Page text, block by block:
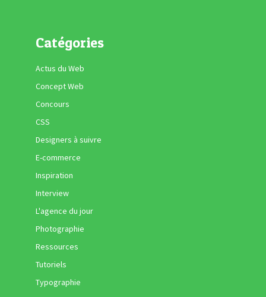
Catégories
Actus du Web
Concept Web
Concours
CSS
Designers à suivre
E-commerce
Inspiration
Interview
L'agence du jour
Photographie
Ressources
Tutoriels
Typographie